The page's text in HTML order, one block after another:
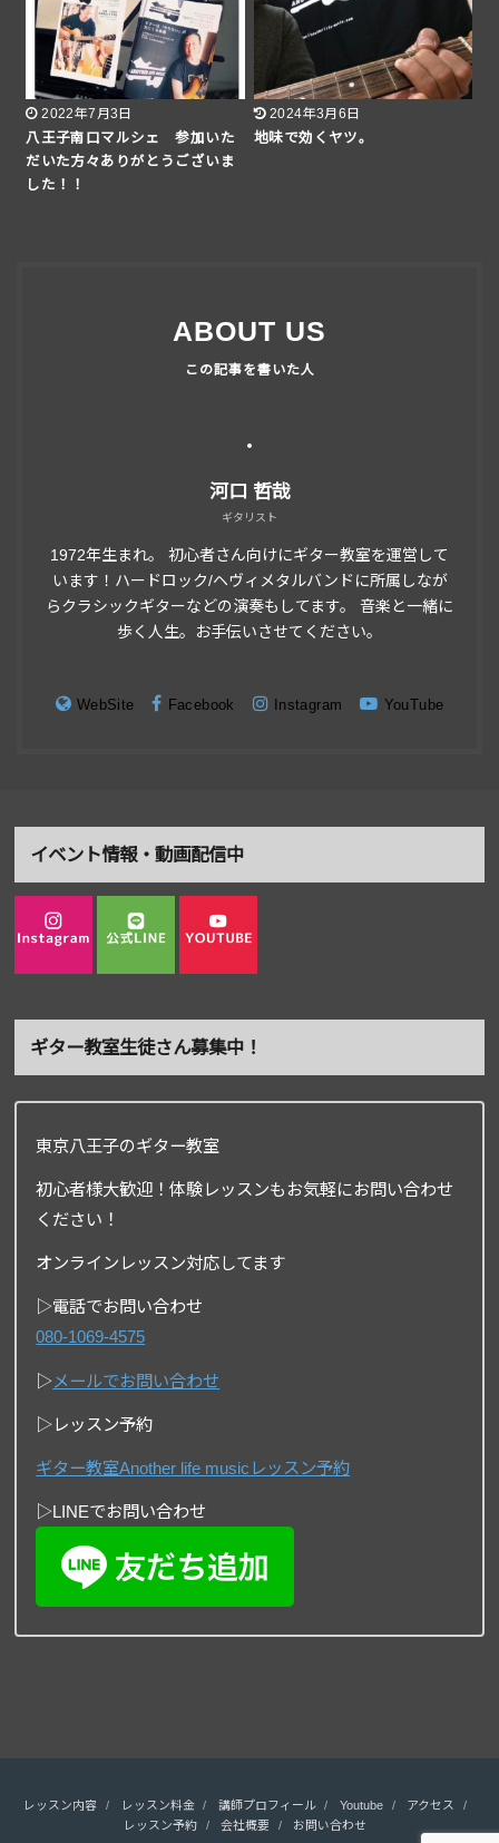
2022年7月3日
八王子南口マルシェ 参加いた
だいた方々ありがとうございま
した！！
2024年3月6日
地味で効くヤツ。
ABOUT US
河口 哲哉
ギタリスト
1972年生まれ。 初心者さん向けにギター教室を運営して
います！ハードロック/ヘヴィメタルバンドに所属しなが
らクラシックギターなどの演奏もしてます。 音楽と一緒に
歩く人生。お手伝いさせてください。
WebSite Facebook Instagram YouTube
イベント情報・動画配信中
ギター教室生徒さん募集中！
東京八王子のギター教室
初心者様大歓迎！体験レッスンもお気軽にお問い合わせ
ください！
オンラインレッスン対応してます
▷電話でお問い合わせ
080-1069-4575
▷メールでお問い合わせ
▷レッスン予約
ギター教室Another life musicレッスン予約
▷LINEでお問い合わせ
レッスン内容 レッスン料金 講師プロフィール Youtube
アクセス
レッスン予約
会社概要 お問い合わせ